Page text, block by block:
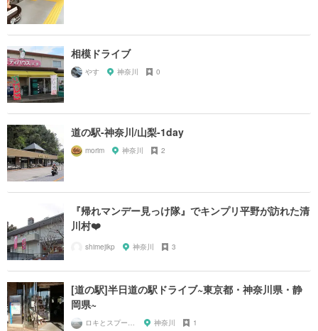
相模ドライブ
やす 神奈川 0
道の駅-神奈川/山梨-1day
morim 神奈川 2
『帰れマンデー見っけ隊』でキンプリ平野が訪れた清
川村❤️
shimejikp 神奈川 3
[道の駅]半日道の駅ドライブ~東京都・神奈川県・静
岡県~
ロキとスプーン🥄 神奈川 1